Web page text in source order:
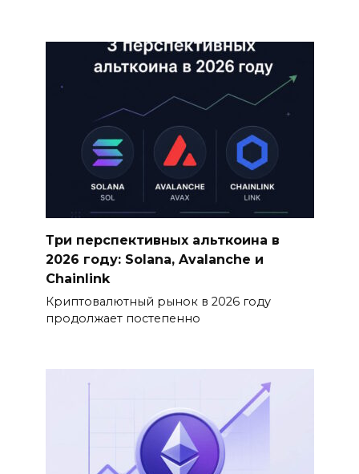
Три перспективных альткоина в
2026 году: Solana, Avalanche и
Chainlink
Криптовалютный рынок в 2026 году
продолжает постепенно